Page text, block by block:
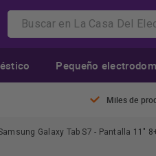
Pequeño
Miles de
Galaxy Tab S7 - Pantalla 11"